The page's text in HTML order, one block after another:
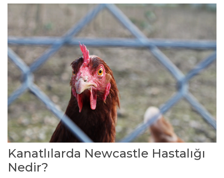
Kanatlılarda Newcastle Hastalığı
Nedir?